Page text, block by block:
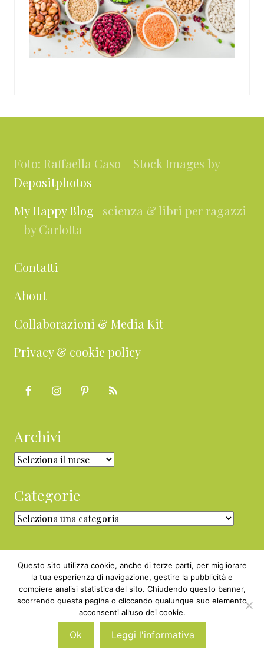
Foto: Raffaella Caso + Stock Images by
Depositphotos
My Happy Blog | scienza & libri per ragazzi
– by Carlotta
Contatti
About
Collaborazioni & Media Kit
Privacy & cookie policy
Archivi
Archivi
Categorie
Categorie
Copyright © 2010 - 2026 BabyGreen™ ·
P.IVA 05829800969 · Webmaster
Nexnova.net
Questo sito utilizza cookie, anche di terze parti, per migliorare
la tua esperienza di navigazione, gestire la pubblicità e
compiere analisi statistica del sito. Chiudendo questo banner,
scorrendo questa pagina o cliccando qualunque suo elemento
acconsenti all’uso dei cookie.
Ok Leggi l'informativa